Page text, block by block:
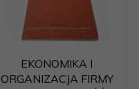
EKONOMIKA I
ORGANIZACJA FIRMY